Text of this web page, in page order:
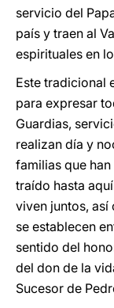
servicio del
país y traen al
espirituales en
Este tradicional
para expresar
Guardias,
realizan día y
familias que
traído hasta
viven juntos, así
se establecen
sentido del
del don de la
Sucesor de